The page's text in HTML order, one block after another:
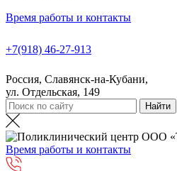
Время работы и контакты
+7(918) 46-27-913
Россия, Славянск-на-Кубани,
ул. Отдельская, 149
Время работы и контакты